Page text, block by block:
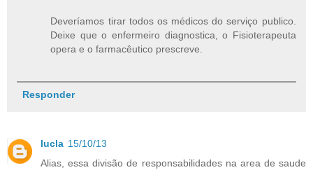
Deveríamos tirar todos os médicos do serviço publico.
Deixe que o enfermeiro diagnostica, o Fisioterapeuta
opera e o farmacêutico prescreve.
Responder
lucla 15/10/13
Alias, essa divisão de responsabilidades na area de saude